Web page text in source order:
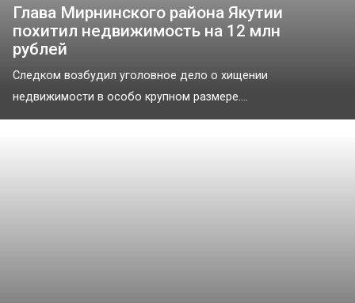
Глава Мирнинского района Якутии
похитил недвижимость на 12 млн
рублей
Следком возбудил уголовное дело о хищении
недвижимости в особо крупном размере....